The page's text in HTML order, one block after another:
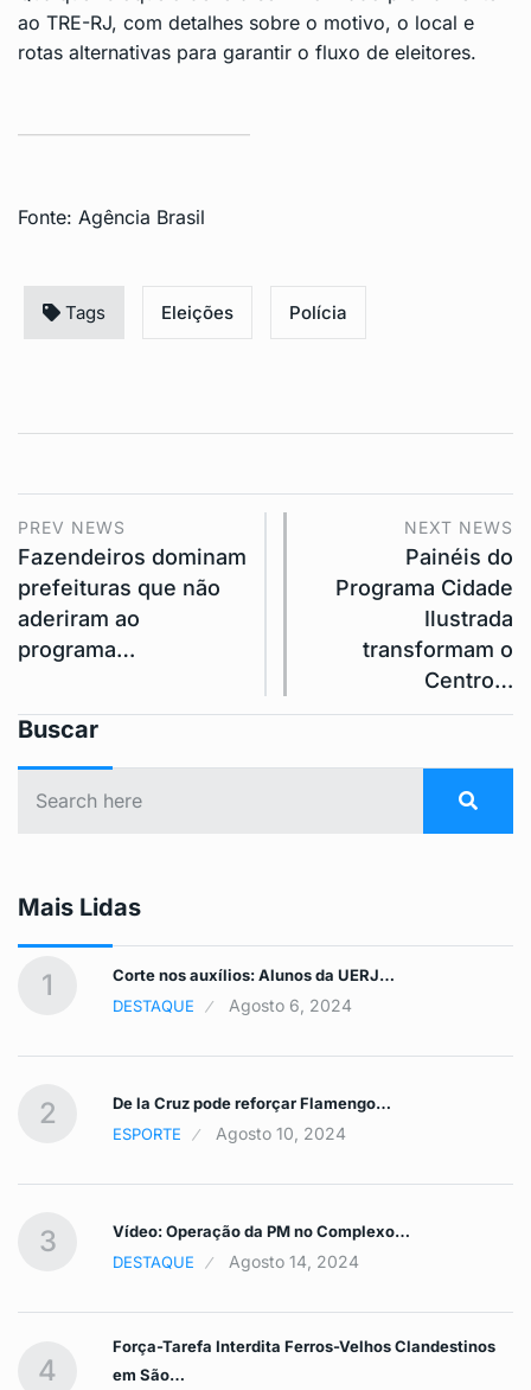
ao TRE-RJ, com detalhes sobre o motivo, o local e
rotas alternativas para garantir o fluxo de eleitores.
Fonte: Agência Brasil
Tags Eleições Polícia
PREV NEWS
Fazendeiros dominam
prefeituras que não
aderiram ao
programa…
NEXT NEWS
Painéis do
Programa Cidade
Ilustrada
transformam o
Centro…
Buscar
Mais Lidas
1
Corte nos auxílios: Alunos da UERJ…
DESTAQUE
Agosto 6, 2024
2
De la Cruz pode reforçar Flamengo…
ESPORTE
Agosto 10, 2024
3
Vídeo: Operação da PM no Complexo…
DESTAQUE
Agosto 14, 2024
4
Força-Tarefa Interdita Ferros-Velhos Clandestinos
em São…